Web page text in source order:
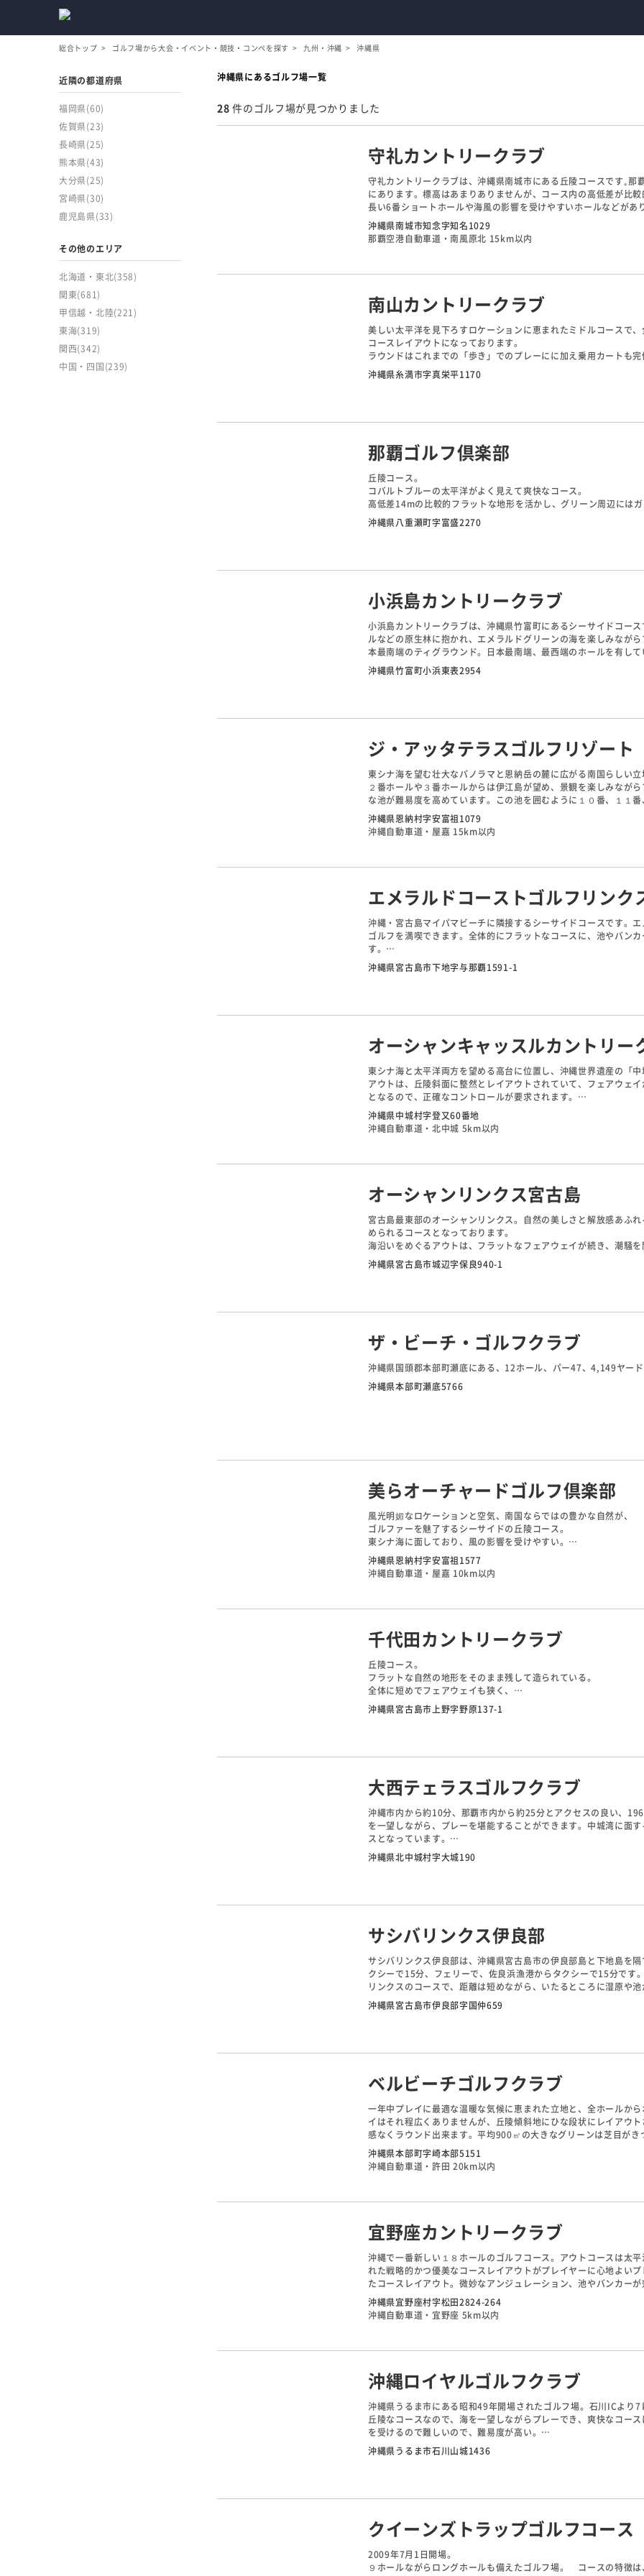
総合トップ ゴルフ場から大会・イベント・競技・コンペを探す 九州・沖縄 沖縄県
近隣の都道府県
福岡県 (60)
佐賀県 (23)
長崎県 (25)
熊本県 (43)
大分県 (25)
宮崎県 (30)
鹿児島県 (33)
その他のエリア
北海道・東北(358)
関東(681)
甲信越・北陸(221)
東海(319)
関西(342)
中国・四国 (239)
沖縄県にあるゴルフ場一覧
28 件のゴルフ場が見つかりました
守礼カントリークラブ
守礼カントリークラブは、沖縄県南城市にある丘陵コースです｡
にあります。標高はあまりありませんが、コース内の高低差が比
長い6番ショートホールや海風の影響を受けやすいホールなどが
番、14番はフラットで思いっきり打てるホール｡18番はクラブハ
平洋､西に中城湾を眺望できる絶景ポイントです｡
沖縄県南城市知念字知名1029
那覇空港自動車道・南風原北 15km以内
南山カントリークラブ
美しい太平洋を見下ろすロケーションに恵まれたミドルコースで
コースレイアウトになっております。
ラウンドはこれまでの「歩き」でのプレーにに加え乗用カートも
気軽に楽しめるミドルコースです。
沖縄県糸満市字真栄平1170
那覇ゴルフ倶楽部
丘陵コース。
コバルトブルーの太平洋がよく見えて爽快なコース。
高低差14mの比較的フラットな地形を活かし、グリーン周辺にはガ
また６つの池を配置して戦略性の高いレイアウトに仕上げている。
弱い風に感じても意外に球が流されることもある。
爽快な空気と風を感じながらのプレーは休日に、コンペに、贅沢
沖縄県八重瀬町字富盛2270
小浜島カントリークラブ
小浜島カントリークラブは、沖縄県竹富町にあるシーサイドコー
ルなどの原生林に抱かれ、エメラルドグリーンの海を楽しみなが
本最南端のティグラウンド。日本最南端、最西端のホールを有し
ンコースにはウォーターハザードが巧みに配置されています。一
れる日本初の芝で、根が横に伸びるので、ボールが速くなるのが特
沖縄県竹富町小浜東表2954
ジ・アッタテラスゴルフリゾート
東シナ海を望む壮大なパノラマと恩納岳の麓に広がる南国らしい立
２番ホールや３番ホールからは伊江島が望め、景観を楽しみなが
な池が難易度を高めています。この池を囲むように１０番、１１
ールは左サイドに池が迫る名物ホール。
是非、戦略性の高いコースでのプレーを存分に堪能して下さい。
沖縄県恩納村字安富祖1079
沖縄自動車道・屋嘉 15km以内
エメラルドコーストゴルフリンク
沖縄・宮古島マイパマビーチに隣接するシーサイドコースです。
ゴルフを満喫できます。全体的にフラットなコースに、池やバン
す。
難易度No.1の5番は、右が池で左はOBなので方向性を重視したシ
が印象的なホールとなっています。16番の海越えの名物ミドルホ
沖縄県宮古島市下地字与那覇1591-1
オーシャンキャッスルカントリー
東シナ海と太平洋両方を望める高台に位置し、沖縄世界遺産の「
アウトは、丘陵斜面に整然とレイアウトされていて、フェアウェ
となるので、正確なコントロールが要求されます。
インは、アウトよりもフェアウェイがやや広く、オーシャンビュ
湾に向かって打ち下ろすミドルで、勝連半島が見える絶景ホールで
沖縄県中城村字登又60番地
沖縄自動車道・北中城 5km以内
オーシャンリンクス宮古島
宮古島最東部のオーシャンリンクス。自然の美しさと解放感あふ
められるコースとなっております。
海沿いをめぐるアウトは、フラットなフェアウェイが続き、潮騒を
インは美しい自然を生かしたレイアウトで、ややアップダウンが
ゴルフを満喫できます。17番ホールは10メートルを超える高さか
沖縄県宮古島市城辺字保良940-1
ザ・ビーチ・ゴルフクラブ
沖縄県国頭郡本部町瀬底にある、12ホール、パー47、4,149ヤード
沖縄県本部町瀬底5766
美らオーチャードゴルフ倶楽部
風光明媚なロケーションと空気、南国ならではの豊かな自然が、
ゴルファーを魅了するシーサイドの丘陵コース。
東シナ海に面しており、風の影響を受けやすい。
ホール構成は多彩で、冬は風の強い日が多いので注意が必要だ。
打ち上げ、打ち下ろしなど、変化とスリルのあるプレーが楽しめる
ガジュマルの樹木や南洋杉など南国情緒たっぷりのチャンピオンコ
沖縄県恩納村字安富祖1577
沖縄自動車道・屋嘉 10km以内
千代田カントリークラブ
丘陵コース。
フラットな自然の地形をそのまま残して造られている。
全体に短めでフェアウェイも狭く、
谷やマウンドが安易な攻略を阻んでいる。
グリーンはやや小さめだが、受けているので手前から攻めていけば
沖縄県宮古島市上野字野原137-1
大西テェラスゴルフクラブ
沖縄市内から約10分、那覇市内から約25分とアクセスの良い、
を一望しながら、プレーを堪能することができます。中城湾に面
スとなっています。
南コースは地形によって攻めにくいホールが多く、3・8番は右側
ョートコースに近いパー29で、正確さが要求されるコースです。
沖縄県北中城村字大城190
サシバリンクス伊良部
サシバリンクス伊良部は、沖縄県宮古島市の伊良部島と下地島を
クシーで15分、フェリーで、佐良浜漁港からタクシーで15分です
リンクスのコースで、距離は短めながら、いたるところに湿原や
られた岩もハザードになっています。野鳥やこの島独自に生息す
沖縄県宮古島市伊良部字国仲659
ベルビーチゴルフクラブ
一年中プレイに最適な温暖な気候に恵まれた立地と、全ホールか
イはそれ程広くありませんが、丘陵傾斜地にひな段状にレイアウ
感なくラウンド出来ます。平均900㎡の大きなグリーンは芝目が
ます。名物ホールの11番は打ち下ろしのミドルで、風を計算に入
沖縄県本部町字崎本部5151
沖縄自動車道・許田 20km以内
宜野座カントリークラブ
沖縄で一番新しい１８ホールのゴルフコース。アウトコースは太
れた戦略的かつ優美なコースレイアウトがプレイヤーに心地よい
たコースレイアウト。微妙なアンジュレーション、池やバンカー
ことのない挑戦意欲を掻き立てるコースです。
沖縄県宜野座村字松田2824-264
沖縄自動車道・宜野座 5km以内
沖縄ロイヤルゴルフクラブ
沖縄県うるま市にある昭和49年開場されたゴルフ場。石川ICより7
丘陵なコースなので、海を一望しながらプレーでき、爽快なコー
を受けるので難しいので、難易度が高い。
コース内にはハイビスカス、ブーゲンビリア、パイナップル等南
楽しめる。クラブハウスには軽食やカフェ、沖縄ならではのメニュ
沖縄県うるま市石川山城1436
クイーンズトラップゴルフコース
2009年7月1日開場。
９ホールながらロングホールも備えたゴルフ場。 コースの特徴